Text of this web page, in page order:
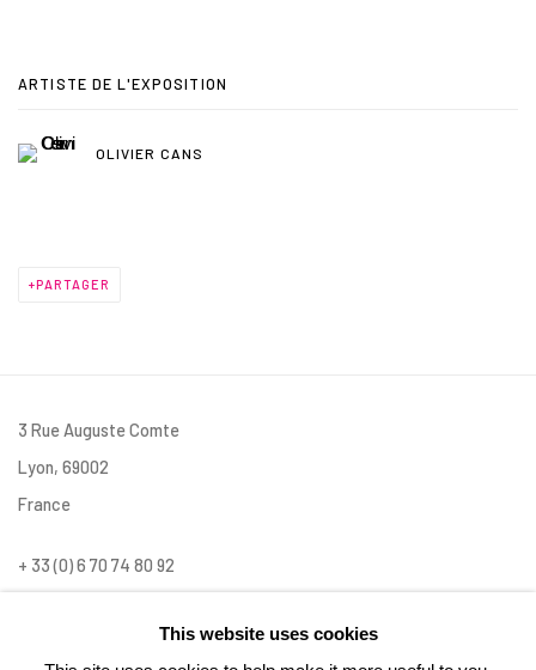
ARTISTE DE L'EXPOSITION
OLIVIER CANS
PARTAGER
3 Rue Auguste Comte
Lyon, 69002
France
+ 33 (0) 6 70 74 80 92
This website uses cookies